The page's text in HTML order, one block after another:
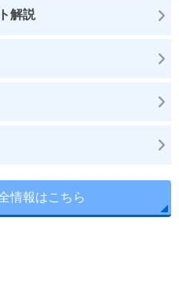
解説
情報はこちら